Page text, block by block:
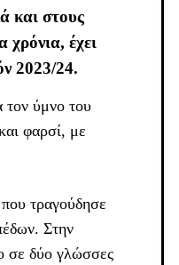
και στους
χρόνια, έχει
2023/24.
τον ύμνο του
φαρσί, με
που τραγούδησε
Στην
σε δύο γλώσσες